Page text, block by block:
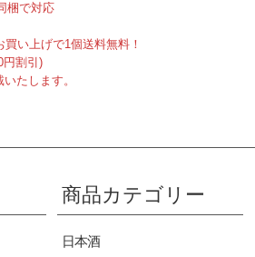
で対応
い上げで1個送料無料！
円割引)
たします。
商品カテゴリー
日本酒